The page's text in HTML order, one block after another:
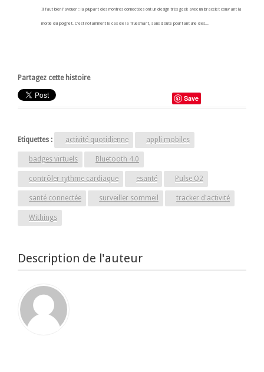
Il faut bien l'avouer : la plupart des montres connectées ont un design très geek avec un bracelet couvrant la
moitié du poignet. C'est notamment le cas de la Truesmart, sans doute pourtant une des...
Partagez cette histoire
Save
Etiquettes : activité quotidienne appli mobiles
badges virtuels Bluetooth 4.0
contrôler rythme cardiaque esanté Pulse O2
santé connectée surveiller sommeil tracker d'activité
Withings
Description de l'auteur